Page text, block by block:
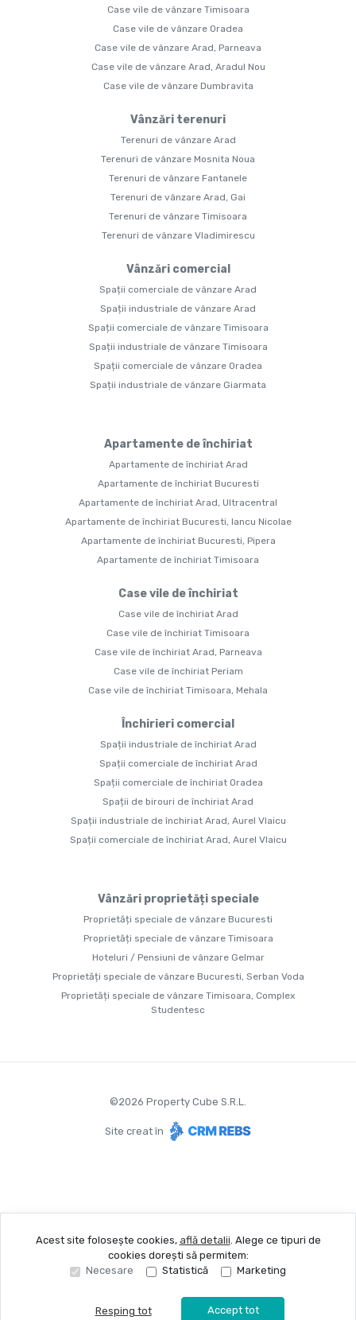
Case vile de vânzare Timisoara
Case vile de vânzare Oradea
Case vile de vânzare Arad, Parneava
Case vile de vânzare Arad, Aradul Nou
Case vile de vânzare Dumbravita
Vânzări terenuri
Terenuri de vânzare Arad
Terenuri de vânzare Mosnita Noua
Terenuri de vânzare Fantanele
Terenuri de vânzare Arad, Gai
Terenuri de vânzare Timisoara
Terenuri de vânzare Vladimirescu
Vânzări comercial
Spații comerciale de vânzare Arad
Spații industriale de vânzare Arad
Spații comerciale de vânzare Timisoara
Spații industriale de vânzare Timisoara
Spații comerciale de vânzare Oradea
Spații industriale de vânzare Giarmata
Apartamente de închiriat
Apartamente de închiriat Arad
Apartamente de închiriat Bucuresti
Apartamente de închiriat Arad, Ultracentral
Apartamente de închiriat Bucuresti, Iancu Nicolae
Apartamente de închiriat Bucuresti, Pipera
Apartamente de închiriat Timisoara
Case vile de închiriat
Case vile de închiriat Arad
Case vile de închiriat Timisoara
Case vile de închiriat Arad, Parneava
Case vile de închiriat Periam
Case vile de închiriat Timisoara, Mehala
Închirieri comercial
Spații industriale de închiriat Arad
Spații comerciale de închiriat Arad
Spații comerciale de închiriat Oradea
Spații de birouri de închiriat Arad
Spații industriale de închiriat Arad, Aurel Vlaicu
Spații comerciale de închiriat Arad, Aurel Vlaicu
Vânzări proprietăți speciale
Proprietăți speciale de vânzare Bucuresti
Proprietăți speciale de vânzare Timisoara
Hoteluri / Pensiuni de vânzare Gelmar
Proprietăți speciale de vânzare Bucuresti, Serban Voda
Proprietăți speciale de vânzare Timisoara, Complex
Studentesc
©2026 Property Cube S.R.L.
Site creat în
Acest site folosește cookies, află detalii. Alege ce tipuri de
cookies dorești să permitem:
Necesare
Statistică Marketing
Resping tot Accept tot